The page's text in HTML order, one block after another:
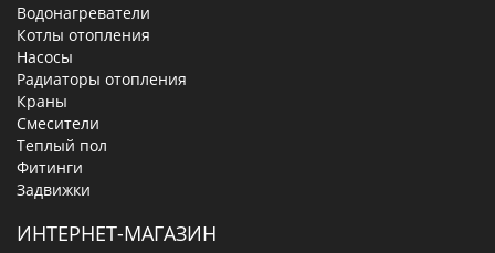
Водонагреватели
Котлы отопления
Насосы
Радиаторы отопления
Краны
Смесители
Теплый пол
Фитинги
Задвижки
ИНТЕРНЕТ-МАГАЗИН